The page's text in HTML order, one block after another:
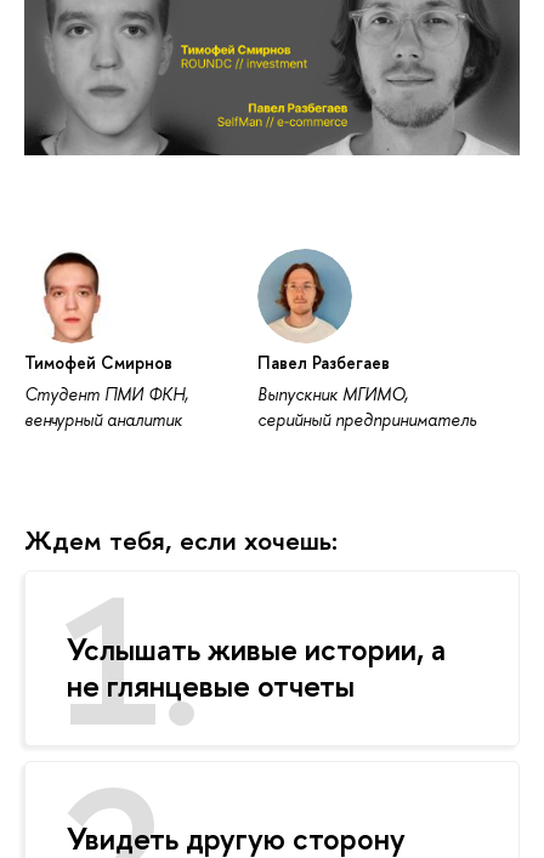
Тимофей Смирнов
Студент ПМИ ФКН,
венчурный аналитик
Павел Разбегаев
Выпускник МГИМО,
серийный предприниматель
Ждем тебя, если хочешь:
Услышать живые истории, а
не глянцевые отчеты
Увидеть другую сторону